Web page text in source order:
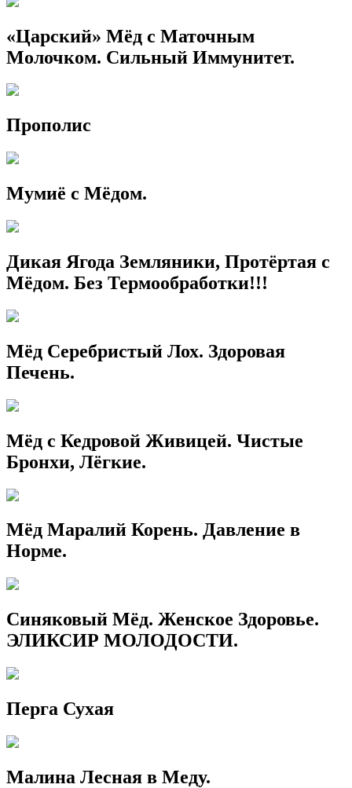
«Царский» Мёд с Маточным
Молочком. Сильный Иммунитет.
Прополис
Мумиё с Мёдом.
Дикая Ягода Земляники, Протёртая с
Мёдом. Без Термообработки!!!
Мёд Серебристый Лох. Здоровая
Печень.
Мёд с Кедровой Живицей. Чистые
Бронхи, Лёгкие.
Мёд Маралий Корень. Давление в
Норме.
Синяковый Мёд. Женское Здоровье.
ЭЛИКСИР МОЛОДОСТИ.
Перга Сухая
Малина Лесная в Меду.